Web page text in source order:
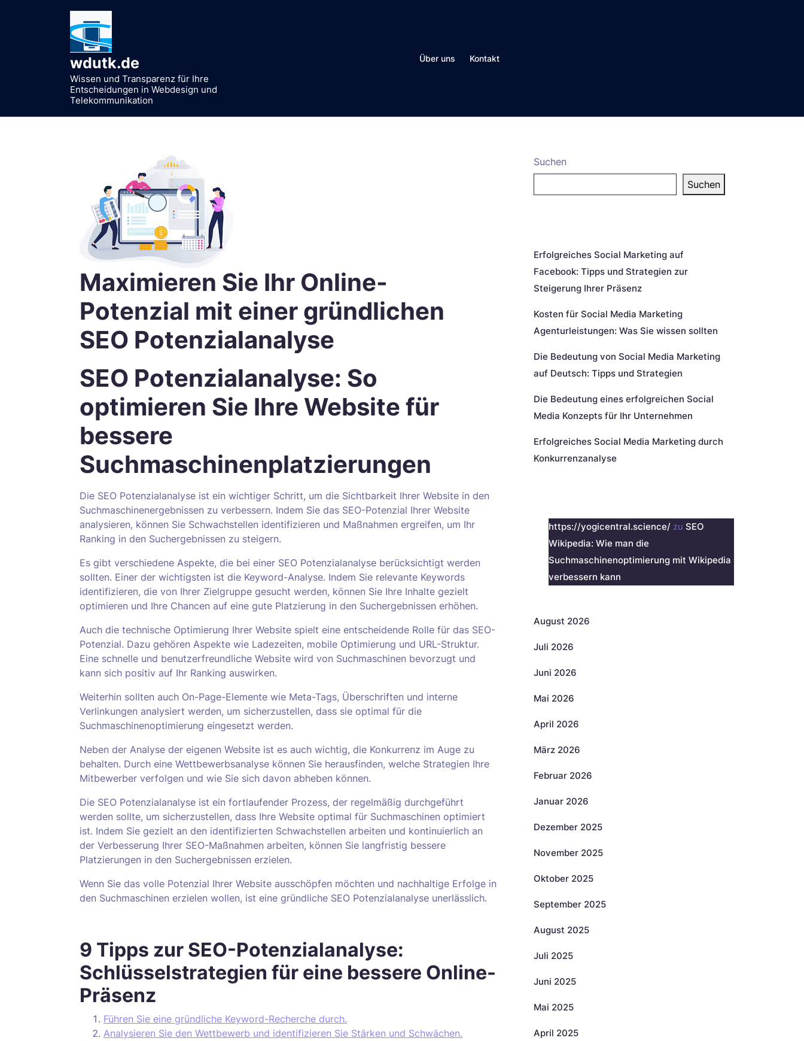
wdutk.de
Wissen und Transparenz für Ihre
Entscheidungen in Webdesign und
Telekommunikation
Über uns Kontakt
Maximieren Sie Ihr Online-
Potenzial mit einer gründlichen
SEO Potenzialanalyse
SEO Potenzialanalyse: So
optimieren Sie Ihre Website für
bessere
Suchmaschinenplatzierungen
Die SEO Potenzialanalyse ist ein wichtiger Schritt, um die Sichtbarkeit Ihrer Website in den
Suchmaschinenergebnissen zu verbessern. Indem Sie das SEO-Potenzial Ihrer Website
analysieren, können Sie Schwachstellen identifizieren und Maßnahmen ergreifen, um Ihr
Ranking in den Suchergebnissen zu steigern.
Es gibt verschiedene Aspekte, die bei einer SEO Potenzialanalyse berücksichtigt werden
sollten. Einer der wichtigsten ist die Keyword-Analyse. Indem Sie relevante Keywords
identifizieren, die von Ihrer Zielgruppe gesucht werden, können Sie Ihre Inhalte gezielt
optimieren und Ihre Chancen auf eine gute Platzierung in den Suchergebnissen erhöhen.
Auch die technische Optimierung Ihrer Website spielt eine entscheidende Rolle für das SEO-
Potenzial. Dazu gehören Aspekte wie Ladezeiten, mobile Optimierung und URL-Struktur.
Eine schnelle und benutzerfreundliche Website wird von Suchmaschinen bevorzugt und
kann sich positiv auf Ihr Ranking auswirken.
Weiterhin sollten auch On-Page-Elemente wie Meta-Tags, Überschriften und interne
Verlinkungen analysiert werden, um sicherzustellen, dass sie optimal für die
Suchmaschinenoptimierung eingesetzt werden.
Neben der Analyse der eigenen Website ist es auch wichtig, die Konkurrenz im Auge zu
behalten. Durch eine Wettbewerbsanalyse können Sie herausfinden, welche Strategien Ihre
Mitbewerber verfolgen und wie Sie sich davon abheben können.
Die SEO Potenzialanalyse ist ein fortlaufender Prozess, der regelmäßig durchgeführt
werden sollte, um sicherzustellen, dass Ihre Website optimal für Suchmaschinen optimiert
ist. Indem Sie gezielt an den identifizierten Schwachstellen arbeiten und kontinuierlich an
der Verbesserung Ihrer SEO-Maßnahmen arbeiten, können Sie langfristig bessere
Platzierungen in den Suchergebnissen erzielen.
Wenn Sie das volle Potenzial Ihrer Website ausschöpfen möchten und nachhaltige Erfolge in
den Suchmaschinen erzielen wollen, ist eine gründliche SEO Potenzialanalyse unerlässlich.
9 Tipps zur SEO-Potenzialanalyse:
Schlüsselstrategien für eine bessere Online-
Präsenz
Führen Sie eine gründliche Keyword-Recherche durch.
Analysieren Sie den Wettbewerb und identifizieren Sie Stärken und Schwächen.
Suchen
Suchen
Erfolgreiches Social Marketing auf
Facebook: Tipps und Strategien zur
Steigerung Ihrer Präsenz
Kosten für Social Media Marketing
Agenturleistungen: Was Sie wissen sollten
Die Bedeutung von Social Media Marketing
auf Deutsch: Tipps und Strategien
Die Bedeutung eines erfolgreichen Social
Media Konzepts für Ihr Unternehmen
Erfolgreiches Social Media Marketing durch
Konkurrenzanalyse
https://yogicentral.science/ zu SEO
Wikipedia: Wie man die
Suchmaschinenoptimierung mit Wikipedia
verbessern kann
August 2026
Juli 2026
Juni 2026
Mai 2026
April 2026
März 2026
Februar 2026
Januar 2026
Dezember 2025
November 2025
Oktober 2025
September 2025
August 2025
Juli 2025
Juni 2025
Mai 2025
April 2025